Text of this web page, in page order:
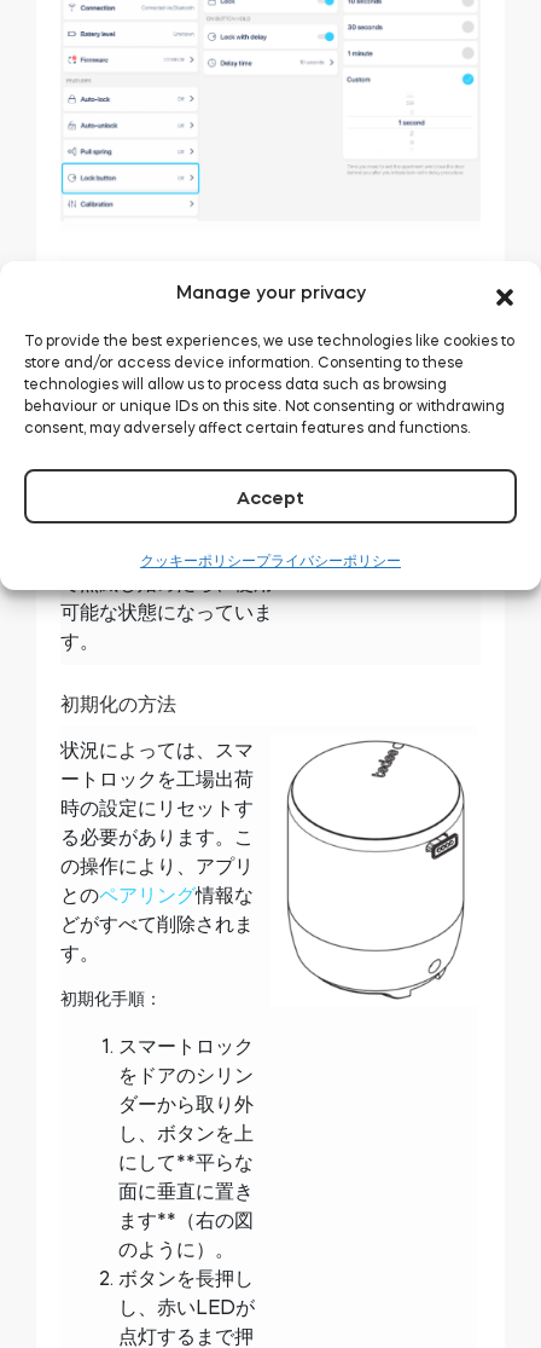
Manage your privacy
To provide the best experiences, we use technologies like cookies to
store and/or access device information. Consenting to these
technologies will allow us to process data such as browsing
behaviour or unique IDs on this site. Not consenting or withdrawing
consent, may adversely affect certain features and functions.
Accept
クッキーポリシープライバシーポリシー
電源を入れるには 電源を切るには
スマートロックのボタン
を2秒間長押ししてく
ださい（電源がオフの状
態から）。
LEDが緑色に点灯する
と、デバイスが起動した
ことを示します。
その後、LEDが複数の色
可能な状態になっていま
す。
動作中のスマートロッ
クのボタンを5秒間長
押し してください。
LEDが赤色に点滅し始
めます。
点滅が止まると、デバ
イスの電源がオフにな
ったことを示します。
初期化の方法
状況によっては、スマ
ートロックを工場出荷
時の設定にリセットす
る必要があります。こ
の操作により、アプリ
とのペアリング情報な
どがすべて削除されま
す。
初期化手順：
スマートロック
をドアのシリン
ダーから取り外
し、ボタンを上
にして**平らな
面に垂直に置き
ます**（右の図
のように）。
ボタンを長押し
し、赤いLEDが
点灯するまで押